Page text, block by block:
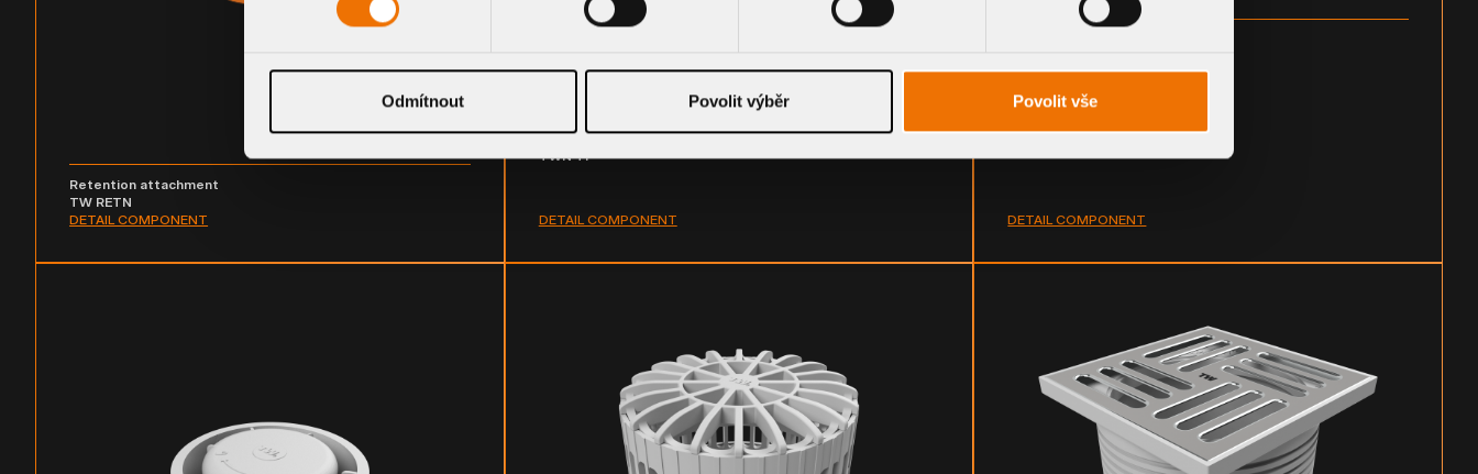
Odmítnout Povolit výběr Povolit vše
Retention attachment
TW RETN
DETAIL COMPONENT
Heat insulating element for extension for roof outlets
TWN TI
DETAIL COMPONENT
TWZU KL
DETAIL COMPONENT